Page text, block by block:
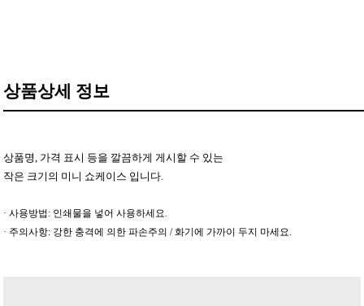
상품상세 정보
상품명, 가격 표시 등을 깔끔하게 게시할 수 있는
작은 크기의 미니 쇼케이스 입니다.
· 사용방법: 인쇄물을 넣어 사용하세요.
· 주의사항: 강한 충격에 의한 파손주의 / 화기에 가까이 두지 마세요.